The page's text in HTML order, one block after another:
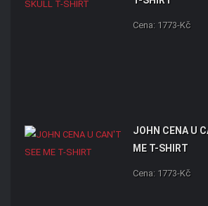
Cena: 1773-Kč
JOHN CENA U
ME T-SHIRT
Cena: 1773-Kč